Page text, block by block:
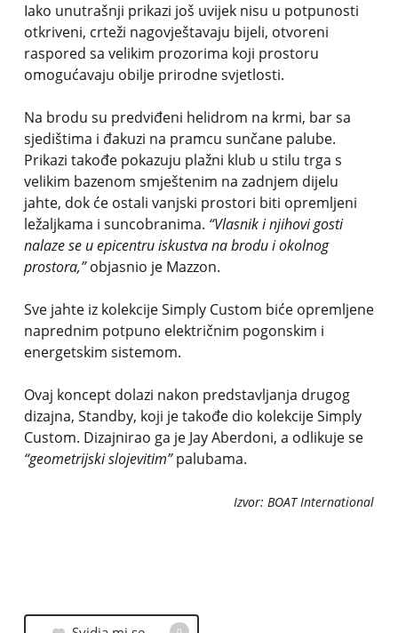
Iako unutrašnji prikazi još uvijek nisu u potpunosti
otkriveni, crteži nagovještavaju bijeli, otvoreni
raspored sa velikim prozorima koji prostoru
omogućavaju obilje prirodne svjetlosti.
Na brodu su predviđeni helidrom na krmi, bar sa
sjedištima i đakuzi na pramcu sunčane palube.
Prikazi takođe pokazuju plažni klub u stilu trga s
velikim bazenom smještenim na zadnjem dijelu
jahte, dok će ostali vanjski prostori biti opremljeni
ležaljkama i suncobranima. “Vlasnik i njihovi gosti
nalaze se u epicentru iskustva na brodu i okolnog
prostora,”objasnio je Mazzon.
Sve jahte iz kolekcije Simply Custom biće opremljene
naprednim potpuno električnim pogonskim i
energetskim sistemom.
Ovaj koncept dolazi nakon predstavljanja drugog
dizajna, Standby, koji je takođe dio kolekcije Simply
Custom. Dizajnirao ga je Jay Aberdoni, a odlikuje se
“geometrijski slojevitim”palubama.
Izvor: BOAT International